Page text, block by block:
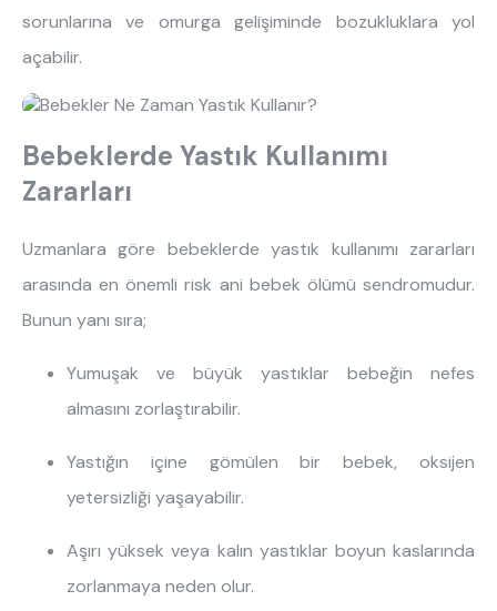
sorunlarına ve omurga gelişiminde bozukluklara yol
açabilir.
Bebeklerde Yastık Kullanımı
Zararları
Uzmanlara göre bebeklerde yastık kullanımı zararları
arasında en önemli risk ani bebek ölümü sendromudur.
Bunun yanı sıra;
Yumuşak ve büyük yastıklar bebeğin nefes
almasını zorlaştırabilir.
Yastığın içine gömülen bir bebek, oksijen
yetersizliği yaşayabilir.
Aşırı yüksek veya kalın yastıklar boyun kaslarında
zorlanmaya neden olur.